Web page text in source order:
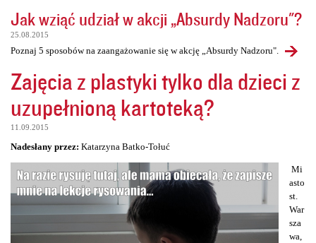
Jak wziąć udział w akcji „Absurdy Nadzoru"?
25.08.2015
Poznaj 5 sposobów na zaangażowanie się w akcję „Absurdy Nadzoru".
Zajęcia z plastyki tylko dla dzieci z
uzupełnioną kartoteką?
11.09.2015
Nadesłany przez: Katarzyna Batko-Tołuć
Mi
asto
st.
War
sza
wa,